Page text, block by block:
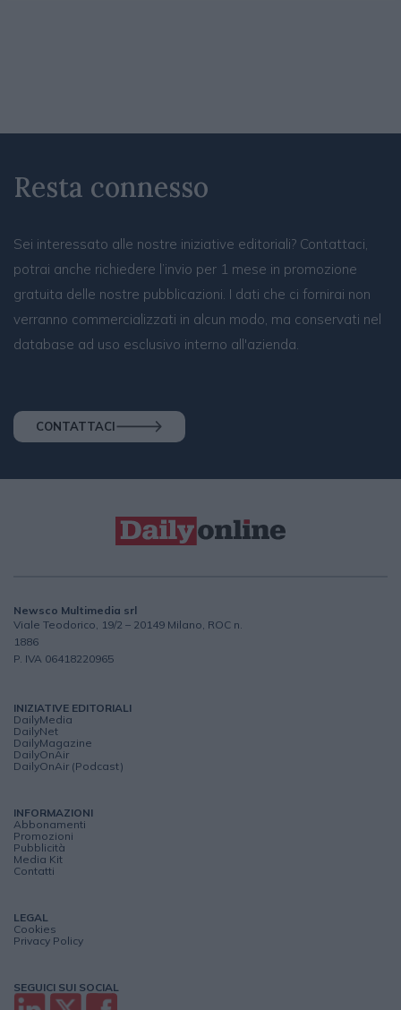
Resta connesso
Sei interessato alle nostre iniziative editoriali? Contattaci,
potrai anche richiedere l’invio per 1 mese in promozione
gratuita delle nostre pubblicazioni. I dati che ci fornirai non
verranno commercializzati in alcun modo, ma conservati nel
database ad uso esclusivo interno all'azienda.
CONTATTACI
Newsco Multimedia srl
Viale Teodorico, 19/2 – 20149 Milano, ROC n.
1886
P. IVA 06418220965
INIZIATIVE EDITORIALI
DailyMedia
DailyNet
DailyMagazine
DailyOnAir
DailyOnAir (Podcast)
INFORMAZIONI
Abbonamenti
Promozioni
Pubblicità
Media Kit
Contatti
LEGAL
Cookies
Privacy Policy
SEGUICI SUI SOCIAL